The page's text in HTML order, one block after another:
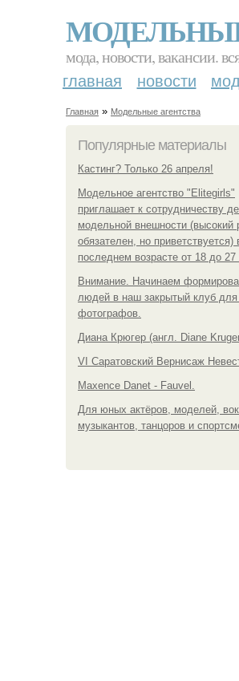
мода, новости, вакансии.
главная новости
Главная » Модельные агентства
Популярные материалы
Кастинг? Только 26 апреля!
Модельное агентство "Elitegirls"
приглашает к сотрудничеству
модельной внешности (высокий
обязателен, но приветствуется)
последнем возрасте от 18 до 27
Внимание. Начинаем
людей в наш закрытый клуб
фотографов.
Диана Крюгер (англ. Diane
VI Саратовский Вернисаж
Maxence Danet - Fauvel.
Для юных актёров, моделей,
музыкантов, танцоров и